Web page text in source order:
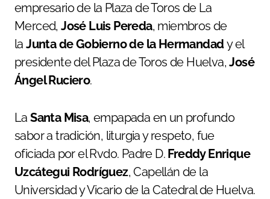
empresario de la Plaza de Toros de La
Merced,José Luis Pereda, miembros de
laJunta de Gobierno de la Hermandady el
presidente del Plaza de Toros de Huelva,José
Ángel Ruciero.
LaSanta Misa, empapada en un profundo
sabor a tradición, liturgia y respeto, fue
oficiada por el Rvdo. Padre D. Freddy Enrique
Uzcátegui Rodríguez, Capellán de la
Universidad y Vicario de la Catedral de Huelva.